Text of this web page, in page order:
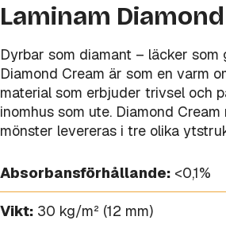
Laminam
Dyrbar som diamant – läcker som
Diamond Cream är som en varm
material som erbjuder trivsel och
inomhus som ute. Diamond
mönster levereras i tre olika
Absorbansförhållande: <0,1%
Vikt: 30 kg/m² (12 mm)